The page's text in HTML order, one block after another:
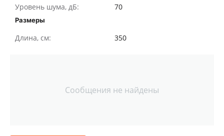
Уровень шума, дБ:
70
Размеры
Длина, см: 350
Сообщения не найдены